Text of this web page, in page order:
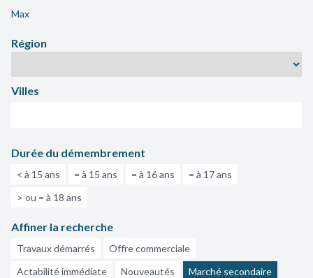
Max
Région
Villes
Durée du démembrement
< à 15 ans = à 15 ans = à 16 ans
= à 17 ans
> ou = à 18 ans
Affiner la recherche
Travaux démarrés
Offre commerciale
Actabilité immédiate
Nouveautés
Marché secondaire